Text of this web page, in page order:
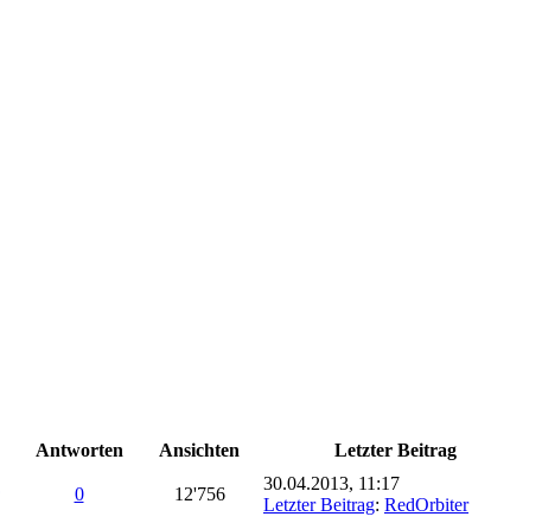
Antworten Ansichten Letzter Beitrag
0 12'756
30.04.2013, 11:17
Letzter Beitrag: RedOrbiter